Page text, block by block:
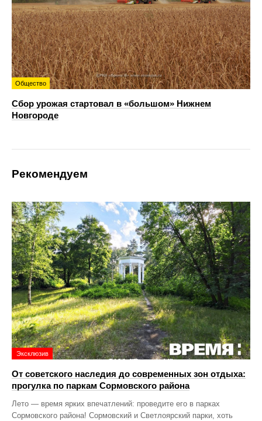
Общество
Сбор урожая стартовал в «большом» Нижнем
Новгороде
Рекомендуем
Эксклюзив
От советского наследия до современных зон отдыха:
прогулка по паркам Сормовского района
Лето — время ярких впечатлений: проведите его в парках
Сормовского района! Сормовский и Светлоярский парки, хоть